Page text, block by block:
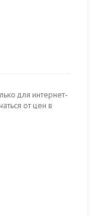
для интернет-
от цен в